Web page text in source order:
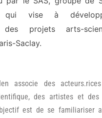
qui vise à
des projets arts-
Saclay.
associe des
des artistes et des
est de se familiariser